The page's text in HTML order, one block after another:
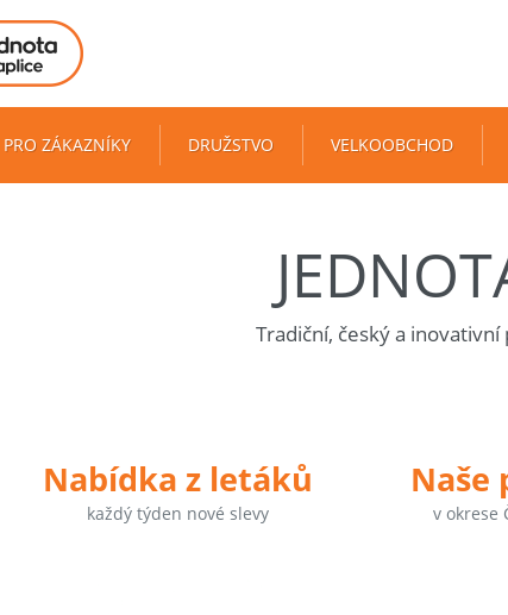
PRO ZÁKAZNÍKY DRUŽSTVO VELKOOBCHOD
Tradiční, český a
Nabídka z letáků
každý týden nové slevy
Naše
v okrese